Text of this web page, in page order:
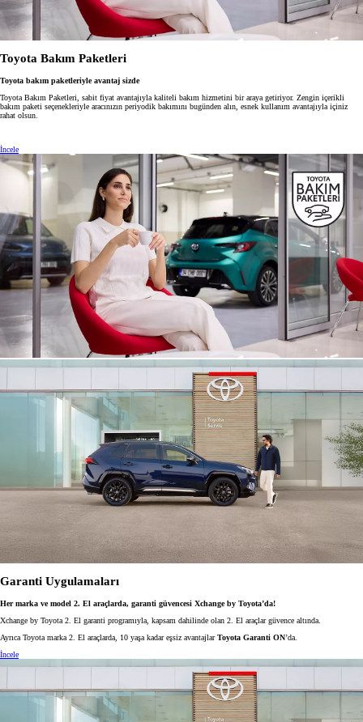
Toyota Bakım Paketleri
Toyota bakım paketleriyle avantaj sizde
Toyota Bakım Paketleri, sabit fiyat avantajıyla kaliteli bakım hizmetini bir araya getiriyor. Zengin içerikli
bakım paketi seçenekleriyle aracınızın periyodik bakımını bugünden alın, esnek kullanım avantajıyla içiniz
rahat olsun.
İncele
Garanti Uygulamaları
Her marka ve model 2. El araçlarda, garanti güvencesi Xchange by Toyota’da!
Xchange by Toyota 2. El garanti programıyla, kapsam dahilinde olan 2. El araçlar güvence altında.
Ayrıca Toyota marka 2. El araçlarda, 10 yaşa kadar eşsiz avantajlarToyota Garanti ON’da.
İncele